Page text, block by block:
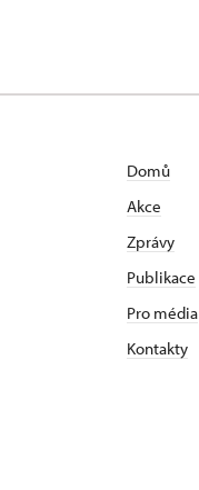
Domů
Akce
Zprávy
Publikace
Pro média
Kontakty